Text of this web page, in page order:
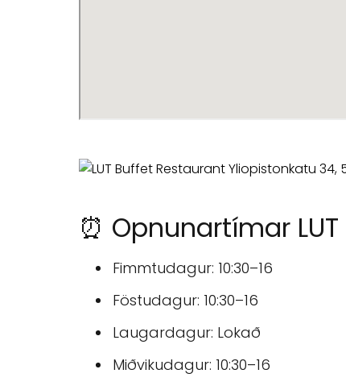
⏰ Opnunartímar
Fimmtudagur: 10:30–16
Föstudagur: 10:30–16
Laugardagur: Lokað
Miðvikudagur: 10:30–16